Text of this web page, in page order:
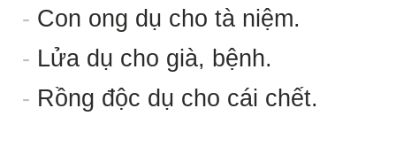
- Con ong dụ cho tà niệm.
- Lửa dụ cho già, bệnh.
- Rồng độc dụ cho cái chết.